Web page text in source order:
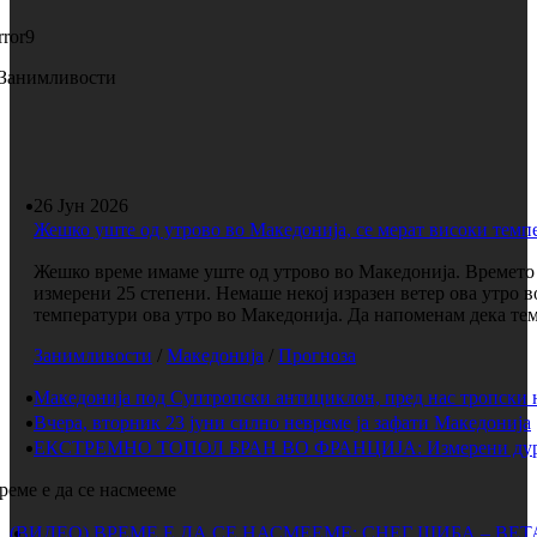
26 Јун 2026
Жешко уште од утрово во Македонија, се мерат високи
Жешко време имаме уште од утрово во Македонија. Времето
измерени 25 степени. Немаше некој изразен ветер ова
температури ова утро во Македонија. Да напоменам дека
Занимливости / Македонија / Прогноза
Македонија под Суптропски антициклон, пред нас тропски
Вчера, вторник 23 јуни силно невреме ја зафати Македонија
ЕКСТРЕМНО ТОПОЛ БРАН ВО ФРАНЦИЈА: Измерени дури
е да се насмееме